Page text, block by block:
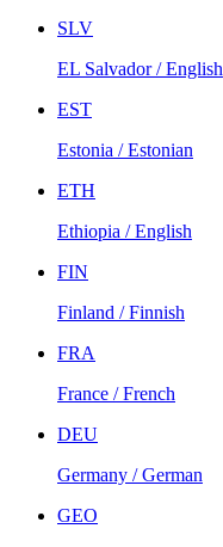
SLV
EL Salvador / English
EST
Estonia / Estonian
ETH
Ethiopia / English
FIN
Finland / Finnish
FRA
France / French
DEU
Germany / German
GEO